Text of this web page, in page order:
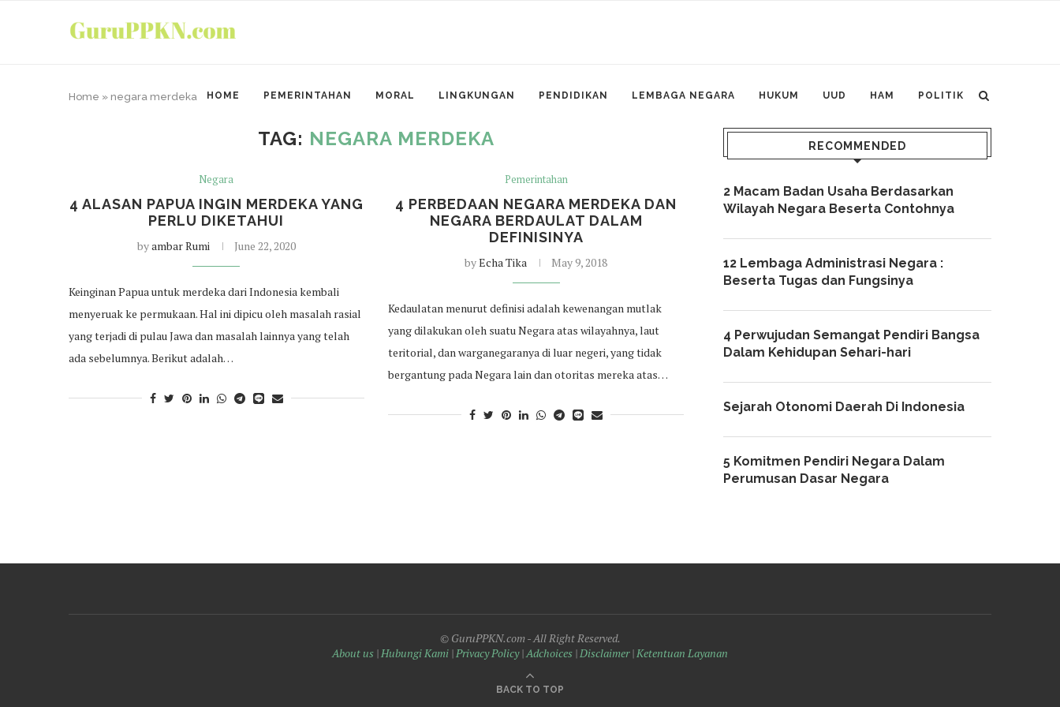
HOME PEMERINTAHAN MORAL LINGKUNGAN PENDIDIKAN LEMBAGA NEGARA HUKUM UUD HAM POLITIK
Home » negara merdeka
TAG: NEGARA MERDEKA
Negara
4 ALASAN PAPUA INGIN MERDEKA YANG
PERLU DIKETAHUI
byambar Rumi June 22, 2020
Keinginan Papua untuk merdeka dari Indonesia kembali
menyeruak ke permukaan. Hal ini dipicu oleh masalah rasial
yang terjadi di pulau Jawa dan masalah lainnya yang telah
ada sebelumnya. Berikut adalah…
Pemerintahan
4 PERBEDAAN NEGARA MERDEKA DAN
NEGARA BERDAULAT DALAM
DEFINISINYA
byEcha Tika May 9, 2018
Kedaulatan menurut definisi adalah kewenangan mutlak
yang dilakukan oleh suatu Negara atas wilayahnya, laut
teritorial, dan warganegaranya di luar negeri, yang tidak
bergantung pada Negara lain dan otoritas mereka atas…
RECOMMENDED
2 Macam Badan Usaha Berdasarkan
Wilayah Negara Beserta Contohnya
12 Lembaga Administrasi Negara :
Beserta Tugas dan Fungsinya
4 Perwujudan Semangat Pendiri Bangsa
Dalam Kehidupan Sehari-hari
Sejarah Otonomi Daerah Di Indonesia
5 Komitmen Pendiri Negara Dalam
Perumusan Dasar Negara
© GuruPPKN.com - All Right Reserved.
About us |Hubungi Kami |Privacy Policy|Adchoices |Disclaimer|Ketentuan Layanan
BACK TO TOP